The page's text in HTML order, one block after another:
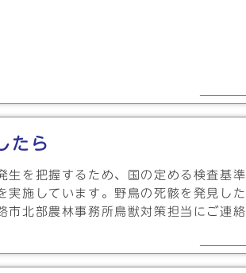
たら
生を把握するため、国の定める検査基準
実施しています。野鳥の死骸を発見した
市北部農林事務所鳥獣対策担当にご連絡